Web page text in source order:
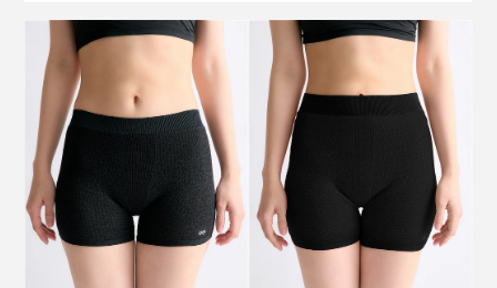
という高い壁を次々とクリアし、『株式会社JEPLAN』
のいまがあります。アパレルブランド『BRING』は、そ
のビジネスモデルが持続可能であることを証明するため
ブランドでもあるです。
ゴミで車が走る未来を夢見て、情熱を持ち続け、“正し
いこと”を“楽しいこと”に変え、不可能と思われていた未
来を現実のものにした『株式会社JEPLAN』。
『BRING』の服を身につけることは、未来の「福」につ